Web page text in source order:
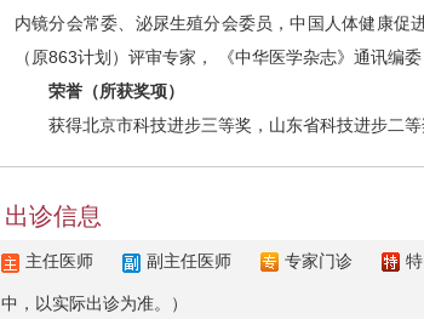
内镜分会常委、泌尿生殖分会委员，中国人体健康促
（原863计划）评审专家， 《中华医学杂志》通讯编
荣誉（所获奖项）
获得北京市科技进步三等奖，山东省科技进步二
出诊信息
主任医师 副主任医师 专家门诊
中，以实际出诊为准。）